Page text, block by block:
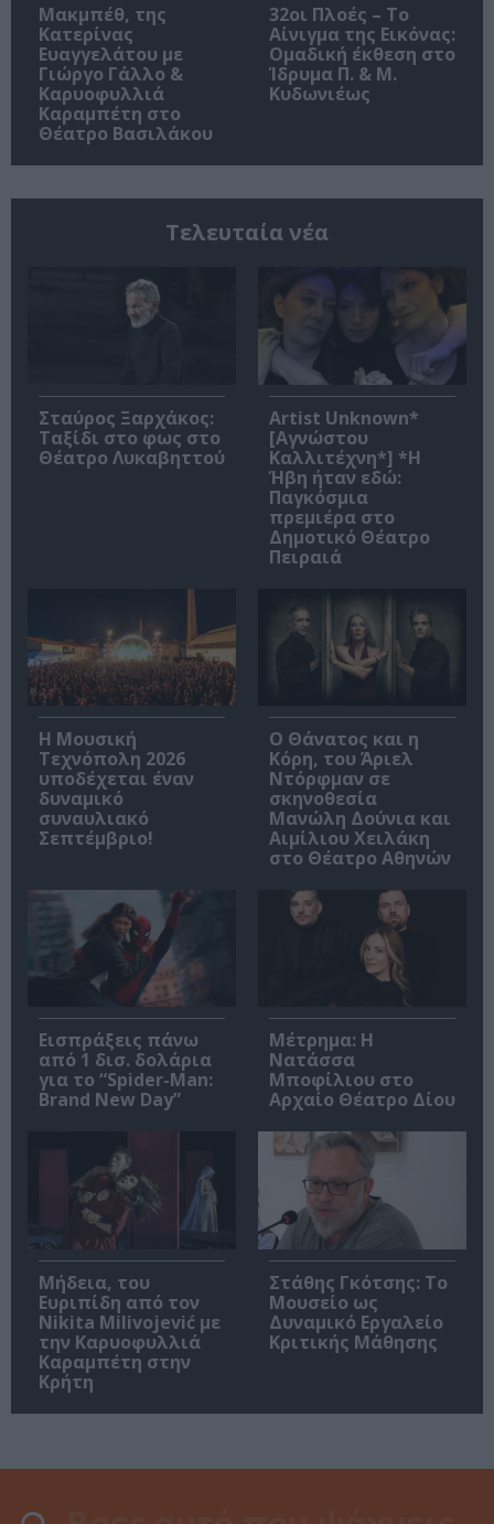
Μακμπέθ, της
Κατερίνας
Ευαγγελάτου με
Γιώργο Γάλλο &
Καρυοφυλλιά
Καραμπέτη στο
Θέατρο Βασιλάκου
32οι Πλοές – Το
Αίνιγμα της Εικόνας:
Ομαδική έκθεση στο
Ίδρυμα Π. & Μ.
Κυδωνιέως
Τελευταία νέα
Σταύρος Ξαρχάκος:
Ταξίδι στο φως στο
Θέατρο Λυκαβηττού
Artist Unknown*
[Αγνώστου
Καλλιτέχνη*] *Η
Ήβη ήταν εδώ:
Παγκόσμια
πρεμιέρα στο
Δημοτικό Θέατρο
Πειραιά
Η Μουσική
Τεχνόπολη 2026
υποδέχεται έναν
δυναμικό
συναυλιακό
Σεπτέμβριο!
Ο Θάνατος και η
Κόρη, του Άριελ
Ντόρφμαν σε
σκηνοθεσία
Μανώλη Δούνια και
Αιμίλιου Χειλάκη
στο Θέατρο Αθηνών
Εισπράξεις πάνω
από 1 δισ. δολάρια
για το “Spider-Man:
Brand New Day”
Μέτρημα: Η
Νατάσσα
Μποφίλιου στο
Αρχαίο Θέατρο Δίου
Μήδεια, του
Ευριπίδη από τον
Nikita Milivojević με
την Καρυοφυλλιά
Καραμπέτη στην
Κρήτη
Στάθης Γκότσης: Το
Μουσείο ως
Δυναμικό Εργαλείο
Κριτικής Μάθησης